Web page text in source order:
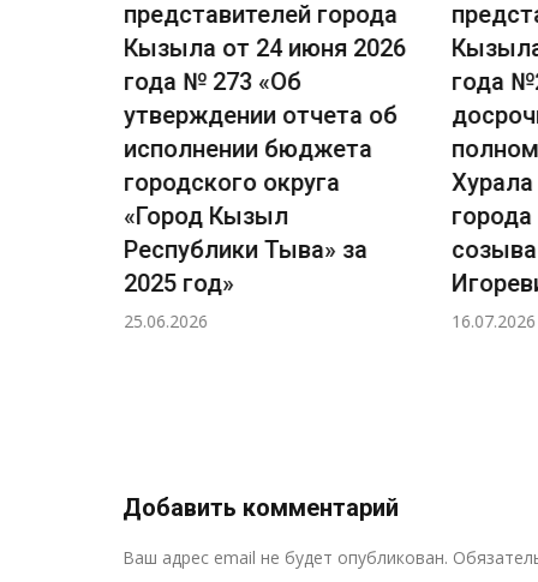
представителей города
Кызыла от 24 июня 2026
года № 273 «Об
утверждении отчета об
исполнении бюджета
городского округа
«Город Кызыл
Республики Тыва» за
2025 год»
25.06.2026
года
16.07.2026
Добавить комментарий
Ваш адрес email не будет опубликован.